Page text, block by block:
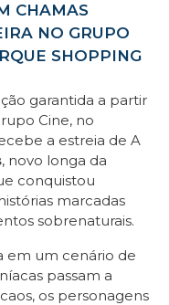
CHAMAS
NO GRUPO
SHOPPING
garantida a partir
Cine, no
a estreia de A
, novo longa da
conquistou
marcadas
sobrenaturais.
em um cenário de
passam a
os personagens